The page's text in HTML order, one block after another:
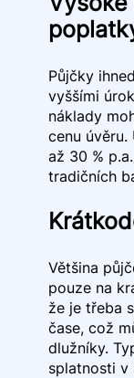
Půjčky
vyššími
náklady
cenu
až 30 %
tradičních
Většina
pouze na
že je třeba
čase, což
dlužníky.
splatnosti v